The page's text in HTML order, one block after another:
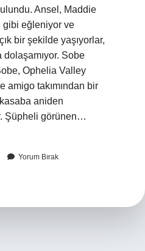
Ansel, Maddie
gibi eğleniyor ve
bir şekilde yaşıyorlar,
Sobe
Ophelia Valley
amigo takımından bir
aniden
Şüpheli görünen…
Yorum Bırak